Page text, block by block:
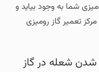
شما به وجود بیاید و
تعمیر گاز رومیزی
شعله در گاز